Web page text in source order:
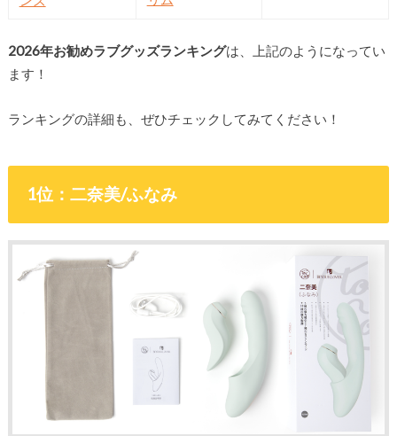
2026年お勧めラブグッズランキングは、上記のようになってい
ます！
ランキングの詳細も、ぜひチェックしてみてください！
1位：二奈美/ふなみ